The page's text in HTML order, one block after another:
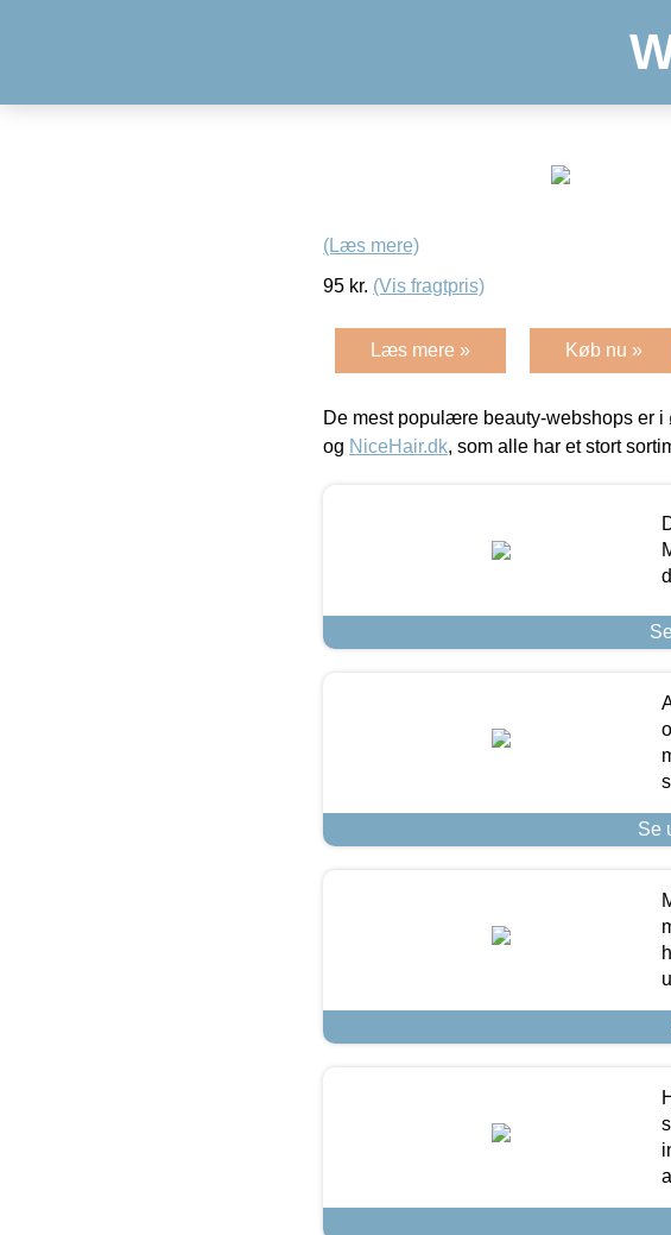
(Læs mere)
95 kr. (Vis fragtpris)
Læs mere » Køb nu »
De mest populære beauty-webshops er
og NiceHair.dk, som alle har et stort
Se